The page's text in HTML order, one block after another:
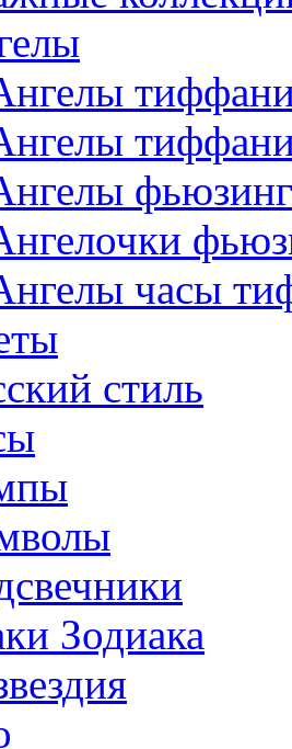
фьюзинг
часы
стиль
Зодиака